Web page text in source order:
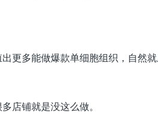
更多能做爆款单细胞组织，自然就
店铺就是没这么做。